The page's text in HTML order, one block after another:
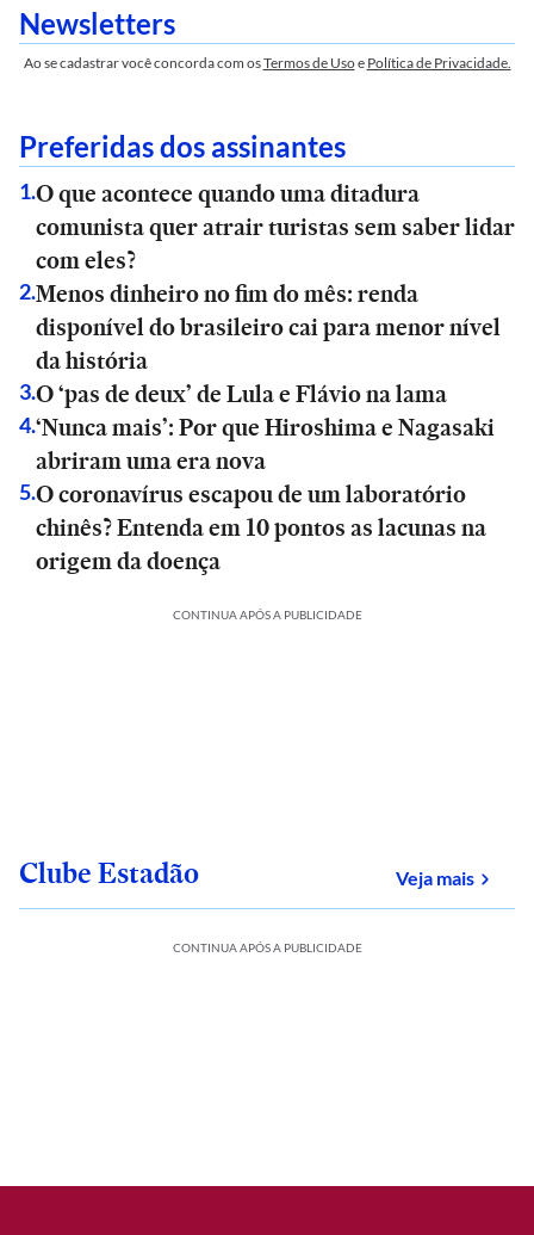
Newsletters
Ao se cadastrar você concorda com osTermos de Usoe Política de Privacidade.
Preferidas dos assinantes
1.O que acontece quando uma ditadura
comunista quer atrair turistas sem saber lidar
com eles?
2.Menos dinheiro no fim do mês: renda
disponível do brasileiro cai para menor nível
da história
3.O ‘pas de deux’ de Lula e Flávio na lama
4.‘Nunca mais’: Por que Hiroshima e Nagasaki
abriram uma era nova
5.O coronavírus escapou de um laboratório
chinês? Entenda em 10 pontos as lacunas na
origem da doença
CONTINUA APÓS A PUBLICIDADE
Clube Estadão Veja maissobre
CONTINUA APÓS A PUBLICIDADE